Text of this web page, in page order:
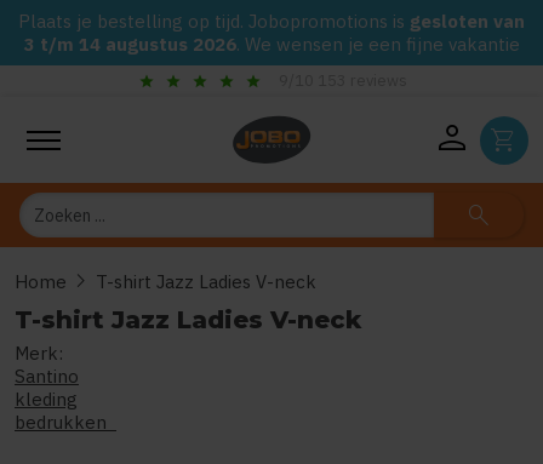
Plaats je bestelling op tijd. Jobopromotions is gesloten van
3 t/m 14 augustus 2026. We wensen je een fijne vakantie
Gegarandeerd de laagste prijs op alle Jobo's Advies artikelen
person shopping_cart
Zoeken search
Home chevron_right T-shirt Jazz Ladies V-neck
T-shirt Jazz Ladies V-neck
Merk:
Santino
kleding
bedrukken